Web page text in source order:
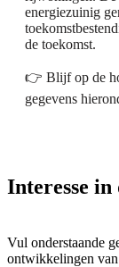
energiezuinig
de toekomst.
👉 Blijf op de
gegevens
Interesse
Vul onderstaande
ontwikkelingen